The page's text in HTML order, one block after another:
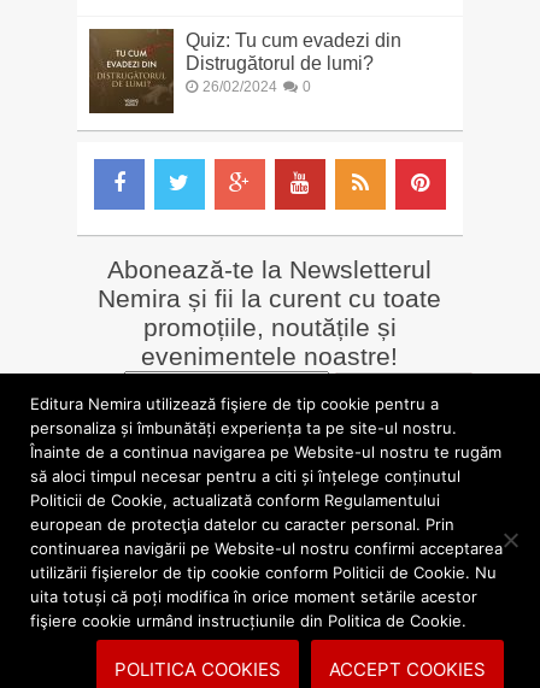
Quiz: Tu cum evadezi din
Distrugătorul de lumi?
26/02/2024 0
Abonează-te la Newsletterul
Nemira și fii la curent cu toate
promoțiile, noutățile și
evenimentele noastre!
LIBRĂRII online
» Librăria Online Nemira
Nemi
Alte siteuri
»Nemira Media
»
Valentin Nicolau
blog.nemira.ro © 2026. Toate drepturile rezervate.
Politica de confidentialitate
Editura Nemira utilizează fişiere de tip cookie pentru a
personaliza și îmbunătăți experiența ta pe site-ul nostru.
Înainte de a continua navigarea pe Website-ul nostru te rugăm
să aloci timpul necesar pentru a citi și înțelege conținutul
Politicii de Cookie, actualizată conform Regulamentului
european de protecţia datelor cu caracter personal. Prin
continuarea navigării pe Website-ul nostru confirmi acceptarea
utilizării fişierelor de tip cookie conform Politicii de Cookie. Nu
uita totuși că poți modifica în orice moment setările acestor
fişiere cookie urmând instrucțiunile din Politica de Cookie.
ACCEPT COOKIES
POLITICA COOKIES